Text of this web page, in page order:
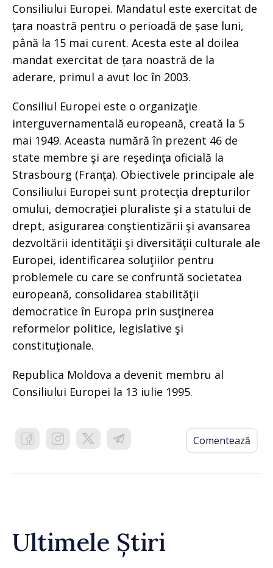
Consiliului Europei. Mandatul este exercitat de
țara noastră pentru o perioadă de șase luni,
până la 15 mai curent. Acesta este al doilea
mandat exercitat de țara noastră de la
aderare, primul a avut loc în 2003.
Consiliul Europei este o organizaţie
interguvernamentală europeană, creată la 5
mai 1949. Aceasta numără în prezent 46 de
state membre şi are reşedinţa oficială la
Strasbourg (Franţa). Obiectivele principale ale
Consiliului Europei sunt protecţia drepturilor
omului, democraţiei pluraliste şi a statului de
drept, asigurarea conştientizării şi avansarea
dezvoltării identităţii şi diversităţii culturale ale
Europei, identificarea soluţiilor pentru
problemele cu care se confruntă societatea
europeană, consolidarea stabilităţii
democratice în Europa prin susţinerea
reformelor politice, legislative şi
constituţionale.
Republica Moldova a devenit membru al
Consiliului Europei la 13 iulie 1995.
Comentează
Ultimele Știri